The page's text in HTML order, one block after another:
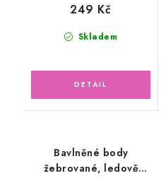
Skladem
249 Kč
Bavlněné body
žebrované, ledově